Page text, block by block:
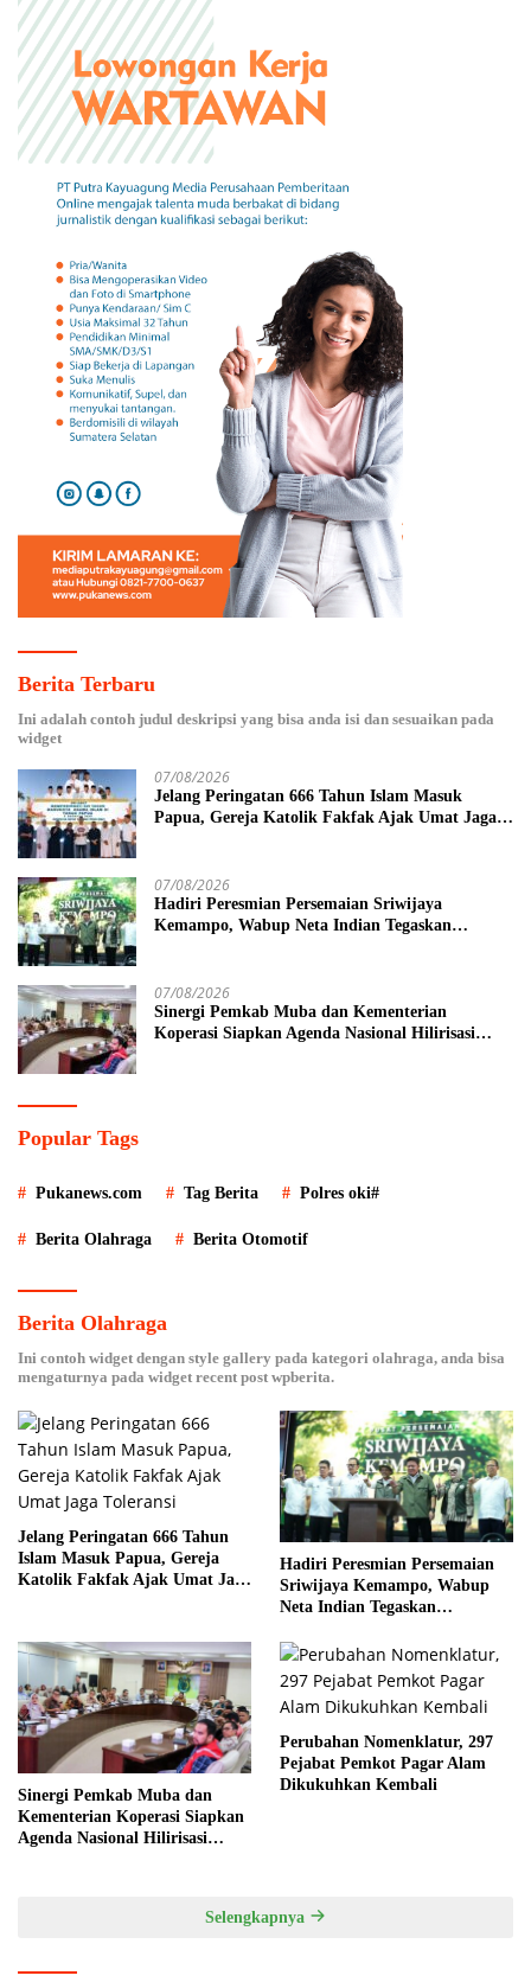
Berita Terbaru
Ini adalah contoh judul deskripsi yang bisa anda isi dan sesuaikan pada
widget
07/08/2026
Jelang Peringatan 666 Tahun Islam Masuk
Papua, Gereja Katolik Fakfak Ajak Umat Jaga
07/08/2026
Hadiri Peresmian Persemaian Sriwijaya
Kemampo, Wabup Neta Indian Tegaskan
07/08/2026
Sinergi Pemkab Muba dan Kementerian
Koperasi Siapkan Agenda Nasional Hilirisasi
Popular Tags
Pukanews.com Tag Berita Polres oki#
Berita Olahraga Berita Otomotif
Berita Olahraga
Ini contoh widget dengan style gallery pada kategori olahraga, anda bisa
mengaturnya pada widget recent post wpberita.
Jelang Peringatan 666 Tahun
Islam Masuk Papua, Gereja
Katolik Fakfak Ajak Umat Jaga
Hadiri Peresmian Persemaian
Sriwijaya Kemampo, Wabup
Neta Indian Tegaskan
Dukung Penghijauan
Sinergi Pemkab Muba dan
Kementerian Koperasi Siapkan
Agenda Nasional Hilirisasi
Perubahan Nomenklatur, 297
Pejabat Pemkot Pagar Alam
Dikukuhkan Kembali
Selengkapnya